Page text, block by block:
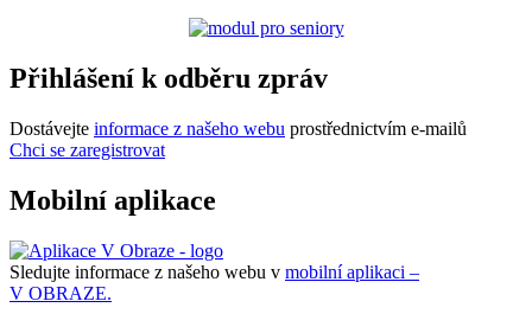
Přihlášení k odběru zpráv
Dostávejte informace z našeho webu prostřednictvím e-mailů
Chci se zaregistrovat
Mobilní aplikace
Sledujte informace z našeho webu v mobilní aplikaci –
V OBRAZE.